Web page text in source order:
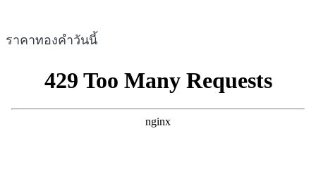
ราคาทองคำวันนี้